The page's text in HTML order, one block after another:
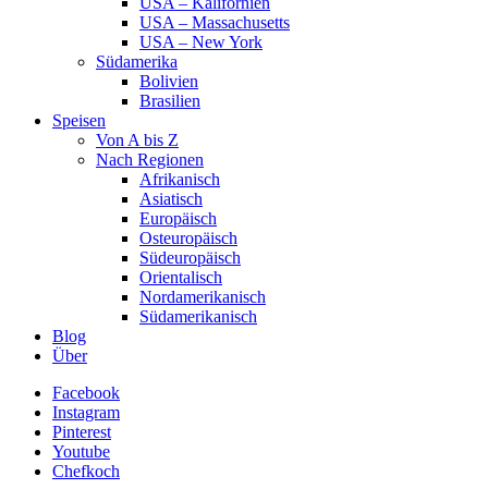
USA – Massachusetts
USA – New York
Südamerika
Bolivien
Brasilien
Speisen
Von A bis Z
Nach Regionen
Afrikanisch
Asiatisch
Europäisch
Osteuropäisch
Südeuropäisch
Orientalisch
Nordamerikanisch
Südamerikanisch
Blog
Über
Facebook
Instagram
Pinterest
Youtube
Chefkoch